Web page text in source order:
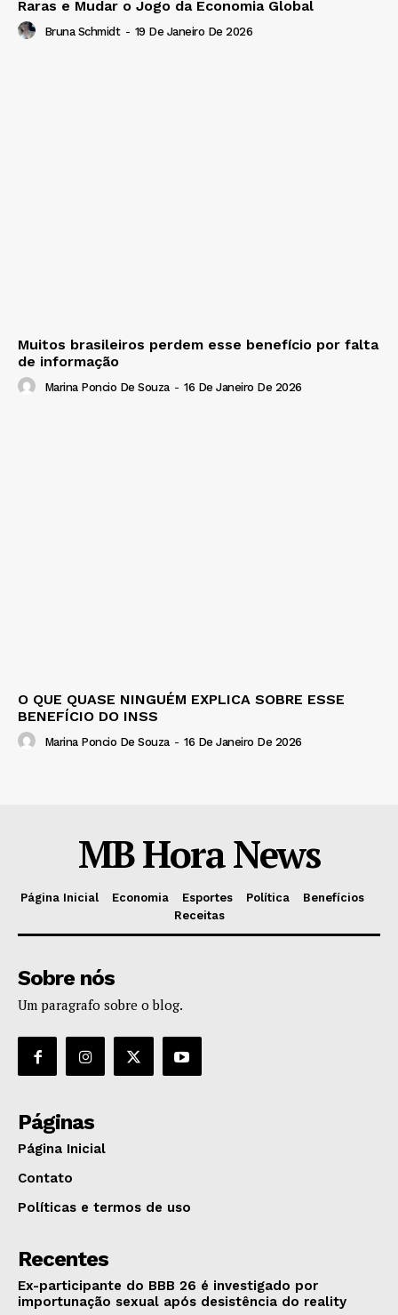
Raras e Mudar o Jogo da Economia Global
Bruna Schmidt - 19 De Janeiro De 2026
Muitos brasileiros perdem esse benefício por falta
de informação
Marina Poncio De Souza - 16 De Janeiro De 2026
O QUE QUASE NINGUÉM EXPLICA SOBRE ESSE
BENEFÍCIO DO INSS
Marina Poncio De Souza - 16 De Janeiro De 2026
MB Hora News
Página Inicial Economia Esportes Política
Benefícios
Receitas
Sobre nós
Um paragrafo sobre o blog.
Páginas
Página Inicial
Contato
Políticas e termos de uso
Recentes
Ex-participante do BBB 26 é investigado por
importunação sexual após desistência do reality